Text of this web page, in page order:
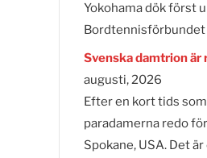
Yokohama dök först
Bordtennisförbundet
Svenska damtrion är
augusti, 2026
Efter en kort tids
paradamerna redo
Spokane, USA. Det